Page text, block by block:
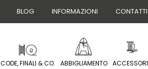
BLOG INFORMAZIONI CONTATTI
CODE, FINALI & CO. ABBIGLIAMENTO ACCESSORI